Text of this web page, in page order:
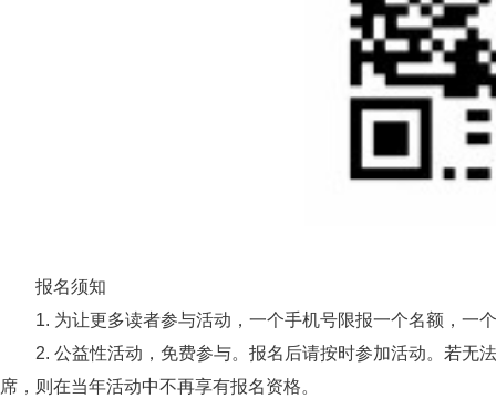
报名须知
1. 为让更多读者参与活动，一个手机号限报一个名额，一
2. 公益性活动，免费参与。报名后请按时参加活动。若无
席，则在当年活动中不再享有报名资格。